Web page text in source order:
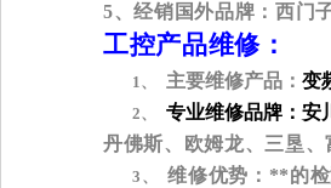
5、经销国外品牌：西门
工控产品维修：
1、 主要维修产品： 变
2、 专业维修品牌：安
丹佛斯、欧姆龙、三垦
3、
维修优势：**的